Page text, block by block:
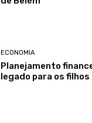
ECONOMIA
Planejamento
legado para os filhos